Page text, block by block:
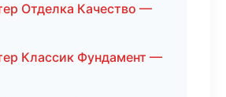
Отделка Качество —
Классик Фундамент —